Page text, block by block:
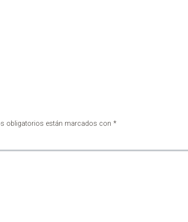
obligatorios están marcados con *